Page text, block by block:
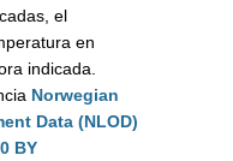
el
en
indicada.
Norwegian
Data (NLOD)
BY